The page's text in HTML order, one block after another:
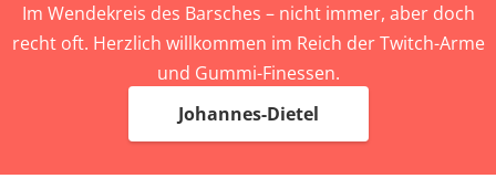
Im Wendekreis des Barsches – nicht immer, aber doch
recht oft. Herzlich willkommen im Reich der Twitch-Arme
und Gummi-Finessen.
Johannes-Dietel